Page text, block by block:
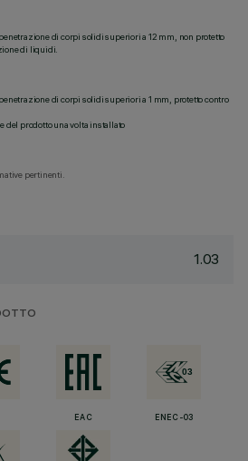
di corpi solidi superiori a 12 mm, non protetto
di liquidi.
di corpi solidi superiori a 1 mm, protetto contro
del prodotto una volta installato
pertinenti.
1.03
EAC ENEC-03